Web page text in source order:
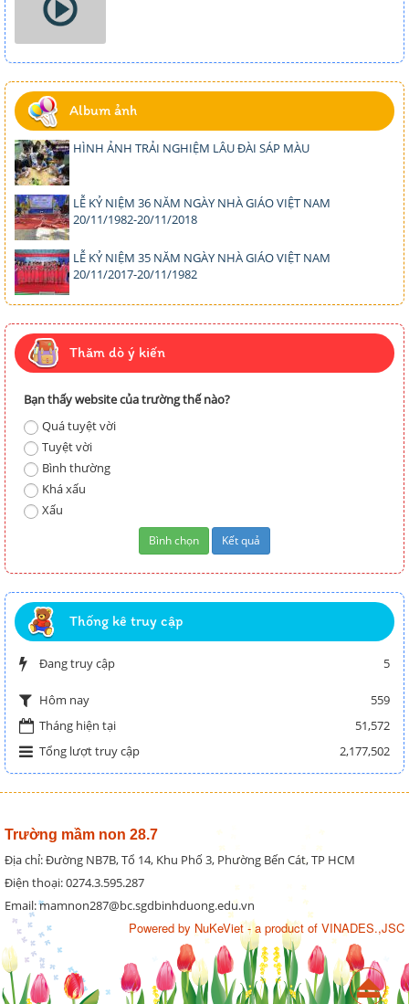
Album ảnh
HÌNH ẢNH TRẢI NGHIỆM LÂU ĐÀI SÁP MÀU
LỄ KỶ NIỆM 36 NĂM NGÀY NHÀ GIÁO VIỆT NAM
20/11/1982-20/11/2018
LỄ KỶ NIỆM 35 NĂM NGÀY NHÀ GIÁO VIỆT NAM
20/11/2017-20/11/1982
Thăm dò ý kiến
Bạn thấy website của trường thế nào?
Quá tuyệt vời
Tuyệt vời
Bình thường
Khá xấu
Xấu
Thống kê truy cập
Đang truy cập 5
Hôm nay
559
Tháng hiện tại
51,572
Tổng lượt truy cập
2,177,502
Trường mầm non 28.7
Địa chỉ: Đường NB7B, Tổ 14, Khu Phố 3, Phường Bến Cát, TP HCM
Điện thoại: 0274.3.595.287
Email: mamnon287@bc.sgdbinhduong.edu.vn
Powered by NuKeViet- a product of VINADES.,JSC